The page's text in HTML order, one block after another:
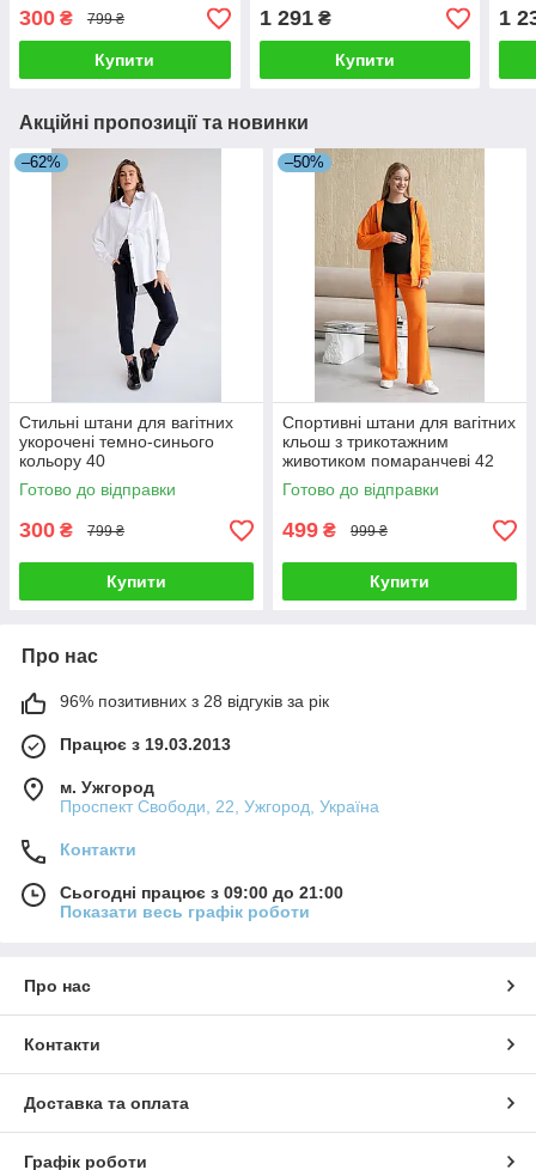
300 ₴ 799 ₴
Купити
1 291₴
Купити
1
Акційні пропозиції та новинки
–62%
Стильні штани для вагітних
укорочені темно-синього
кольору 40
Готово до відправки
300 ₴ 799 ₴
Купити
–50%
Спортивні штани для вагітних
кльош з трикотажним
животиком помаранчеві 42
Готово до відправки
499 ₴ 999 ₴
Купити
Про нас
96% позитивних з 28 відгуків за рік
Працює з 19.03.2013
м. Ужгород
Проспект Свободи, 22, Ужгород, Україна
Контакти
Сьогодні працює з 09:00 до 21:00
Показати весь графік роботи
Про нас
Контакти
Доставка та оплата
Графік роботи